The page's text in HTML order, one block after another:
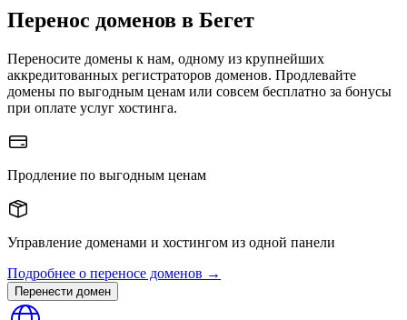
Перенос доменов в Бегет
Переносите домены к нам, одному из крупнейших
аккредитованных регистраторов доменов. Продлевайте
домены по выгодным ценам или совсем бесплатно за бонусы
при оплате услуг хостинга.
Продление по выгодным ценам
Управление доменами и хостингом из одной панели
Подробнее о переносе доменов →
Перенести домен